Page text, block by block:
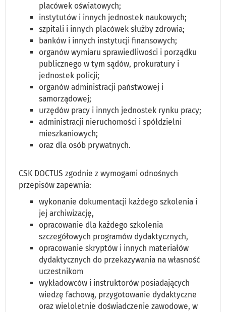
placówek oświatowych;
instytutów i innych jednostek naukowych;
szpitali i innych placówek służby zdrowia;
banków i innych instytucji finansowych;
organów wymiaru sprawiedliwości i porządku
publicznego w tym sądów, prokuratury i
jednostek policji;
organów administracji państwowej i
samorządowej;
urzędów pracy i innych jednostek rynku pracy;
administracji nieruchomości i spółdzielni
mieszkaniowych;
oraz dla osób prywatnych.
CSK DOCTUS zgodnie z wymogami odnośnych
przepisów zapewnia:
wykonanie dokumentacji każdego szkolenia i
jej archiwizację,
opracowanie dla każdego szkolenia
szczegółowych programów dydaktycznych,
opracowanie skryptów i innych materiałów
dydaktycznych do przekazywania na własność
uczestnikom
wykładowców i instruktorów posiadających
wiedzę fachową, przygotowanie dydaktyczne
oraz wieloletnie doświadczenie zawodowe, w